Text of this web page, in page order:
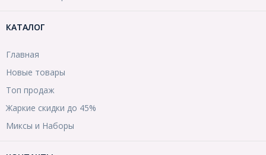
КАТАЛОГ
Главная
Новые товары
Топ продаж
Жаркие скидки до 45%
Миксы и Наборы